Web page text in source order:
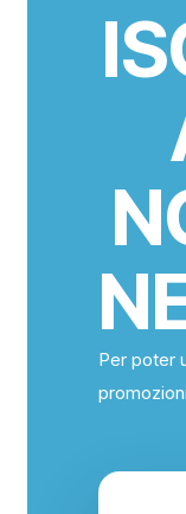
Per poter
promozioni